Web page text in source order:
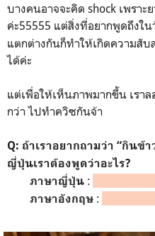
บางคนอาจจะคิด shock เพราะ
ค่ะ55555 แต่สิ่งที่อยากพูดถึงใ
แตกต่างกันก็ทำให้เกิดความสับ
ได้ค่ะ
แต่เพื่อให้เห็นภาพมากขึ้น เรา
กว่า ไปทำควิซกันจ้า
Q: ถ้าเราอยากถามว่า “กินข้
ญี่ปุ่นเราต้องพูดว่าอะไร?
ภาษาญี่ปุ่น :
ภาษาอังกฤษ :